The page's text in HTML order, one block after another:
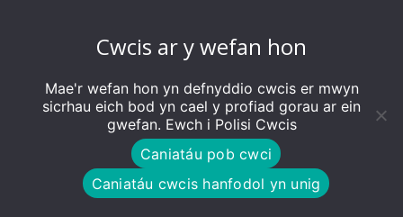
Cwcis ar y wefan hon
Mae'r wefan hon yn defnyddio cwcis er mwyn
sicrhau eich bod yn cael y profiad gorau ar ein
gwefan. Ewch i Polisi Cwcis
Caniatáu pob cwci
Caniatáu cwcis hanfodol yn unig